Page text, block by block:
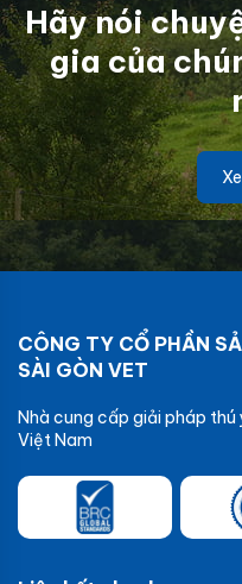
Hãy nói
gia của
CÔNG TY CỔ PHẦN
SÀI GÒN VET
Nhà cung cấp giải pháp
Việt Nam